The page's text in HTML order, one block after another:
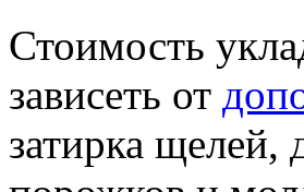
Стоимость
зависеть от
затирка щелей,